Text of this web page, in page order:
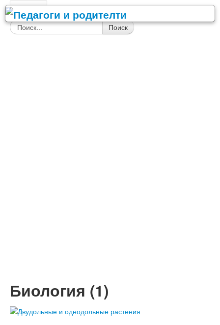
Главная
Сценарии праздников в начальной школе
День Учителя
Поиск
Биология (1)